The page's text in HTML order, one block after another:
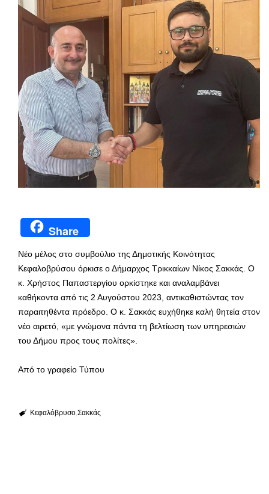
Share
Νέο μέλος στο συμβούλιο της Δημοτικής Κοινότητας
Κεφαλοβρύσου όρκισε ο Δήμαρχος Τρικκαίων Νίκος Σακκάς. Ο
κ. Χρήστος Παπαστεργίου ορκίστηκε και αναλαμβάνει
καθήκοντα από τις 2 Αυγούστου 2023, αντικαθιστώντας τον
παραιτηθέντα πρόεδρο. Ο κ. Σακκάς ευχήθηκε καλή θητεία στον
νέο αιρετό, «με γνώμονα πάντα τη βελτίωση των υπηρεσιών
του Δήμου προς τους πολίτες».
Από το γραφείο Τύπου
Κεφαλόβρυσο Σακκάς